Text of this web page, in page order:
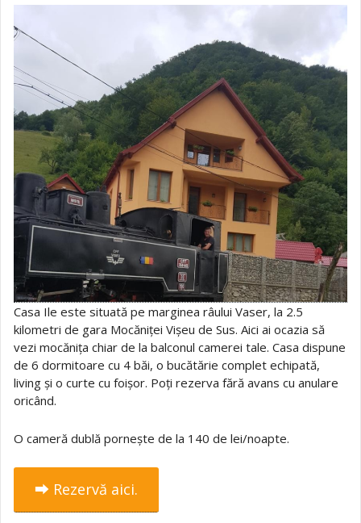
Casa Ile este situată pe marginea râului Vaser, la 2.5
kilometri de gara Mocăniței Vișeu de Sus. Aici ai ocazia să
vezi mocănița chiar de la balconul camerei tale. Casa dispune
de 6 dormitoare cu 4 băi, o bucătărie complet echipată,
living și o curte cu foișor. Poți rezerva fără avans cu anulare
oricând.
O cameră dublă pornește de la 140 de lei/noapte.
⮕ Rezervă aici.